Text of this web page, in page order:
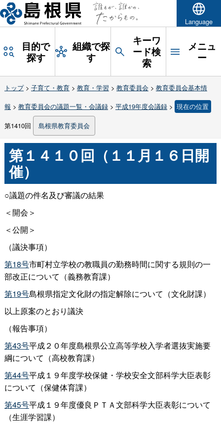
Language
目的で
探す
組織で探
す
キーワ
ード検
索
メニュ
ー
トップ> 子育て・教育> 教育・学習 > 教育委員会 > 教育委員会基本情
報 > 教育委員会の議題一覧・会議録> 平成19年度会議録> 現在の位置
第1410回 島根県教育委員会
第１４１０回（１１月１６日開
催）
○議題の件名及び審議の結果
＜開会＞
＜公開＞
（議決事項）
第18号市町村立学校の教職員の勤務時間に関する規則の一
部改正について（義務教育課）
第19号島根県指定文化財の指定解除について（文化財課）
以上原案のとおり議決
（報告事項）
第43号平成２０年度島根県公立高等学校入学者選抜実施要
綱について（高校教育課）
第44号平成１９年度学校保健・学校安全文部科学大臣表彰
について（保健体育課）
第45号平成１９年度優良ＰＴＡ文部科学大臣表彰について
（生涯学習課）